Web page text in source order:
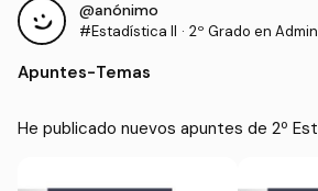
@anónimo
#Estadística II · 2º Grado en
Apuntes-Temas
He publicado nuevos apuntes de 2º